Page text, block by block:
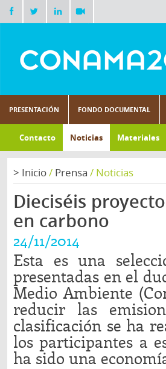
PRESENTACIÓN FONDO DOCUMENTAL
Contacto Noticias Materiales
> Inicio/ Prensa / Noticias
Dieciséis
en carbono
24/11/2014
Esta es una
presentadas en el
Medio Ambiente
reducir las
clasificación se ha
los participantes a
ha sido una